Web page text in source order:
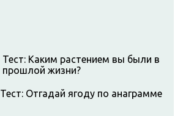
Тест: Каким растением вы были в
прошлой жизни?
Тест: Отгадай ягоду по анаграмме